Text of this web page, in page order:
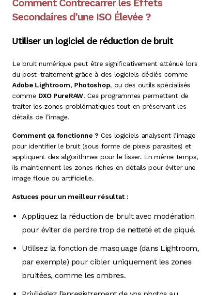
Comment Contrecarrer les Effets
Secondaires d’une ISO Élevée ?
Utiliser un logiciel de réduction de bruit
Le bruit numérique peut être significativement atténué lors
du post-traitement grâce à des logiciels dédiés comme
Adobe Lightroom, Photoshop, ou des outils spécialisés
comme DXO PureRAW. Ces programmes permettent de
traiter les zones problématiques tout en préservant les
détails de l’image.
Comment ça fonctionne ? Ces logiciels analysent l’image
pour identifier le bruit (sous forme de pixels parasites) et
appliquent des algorithmes pour le lisser. En même temps,
ils maintiennent les zones riches en détails pour éviter une
image floue ou artificielle.
Astuces pour un meilleur résultat :
Appliquez la réduction de bruit avec modération
pour éviter de perdre trop de netteté et de piqué.
Utilisez la fonction de masquage (dans Lightroom,
par exemple) pour cibler uniquement les zones
bruitées, comme les ombres.